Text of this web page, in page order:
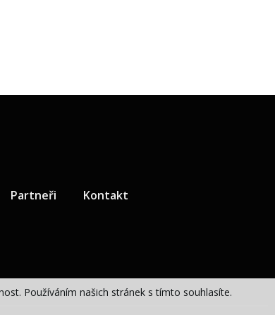
Používáním našich stránek s tímto souhlasíte.
Partneři Kontakt